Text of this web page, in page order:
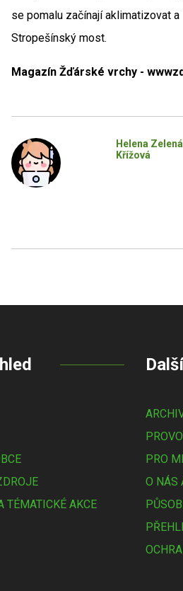
se pomalu začínají aklimatizovat
Stropešínský most.
Magazín Žďárské vrchy -
Helena Zelená
Křížová
TÉMATICKÉ AKCE
PRO
O NÁS